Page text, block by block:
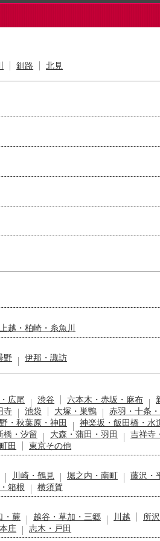
釧路 北見
上越・柏崎・糸魚川
野 伊那・諏訪
広尾 渋谷 六本木・赤坂・麻布
寺 池袋 大塚・巣鴨
赤羽・十条
・秋葉原・神田 神楽坂・飯田橋・水
橋・汐留 大森・蒲田・羽田
吉祥寺
町田
東京その他
川崎・鶴見 堀之内・南町
藤沢・
箱根
横須賀
・蕨 越谷・草加・三郷 川越
所
庄
志木・戸田